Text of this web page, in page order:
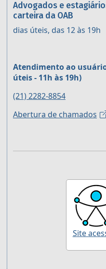
Advogados e
carteira da OAB
dias úteis, das 12 às 19h
Atendimento ao
úteis - 11h às 19h)
(21) 2282-8854
Abertura de chamados
Site